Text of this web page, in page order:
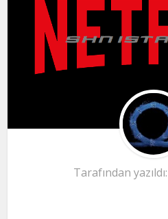
Tarafından yazıldı: